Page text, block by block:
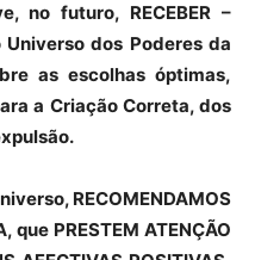
no futuro, RECEBER –
dos Poderes da
as escolhas óptimas,
a Criação Correta, dos
RECOMENDAMOS
que PRESTEM ATENÇÃO